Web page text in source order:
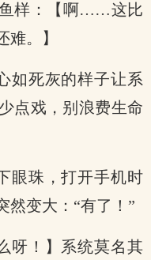
鱼样：【啊……这比
。】
如死灰的样子让系
点戏，别浪费生命
眼珠，打开手机时
然变大：“有了！”
呀！】系统莫名其